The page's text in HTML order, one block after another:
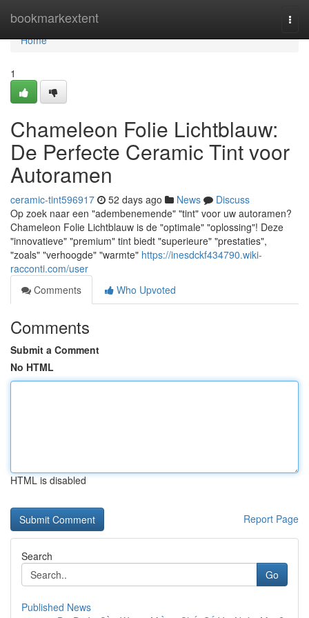
bookmarkextent
Home
Home
1
Chameleon Folie Lichtblauw:
De Perfecte Ceramic Tint voor
Autoramen
ceramic-tint596917 52 days ago News
Discuss
Op zoek naar een "adembenemende" "tint" voor uw autoramen?
Chameleon Folie Lichtblauw is de "optimale" "oplossing"! Deze
"innovatieve" "premium" tint biedt "superieure" "prestaties",
"zoals" "verhoogde" "warmte" https://inesdckf434790.wiki-
racconti.com/user
Comments
Who Upvoted
Comments
Submit a Comment
No HTML
HTML is disabled
Report Page
Search
Go
Published News